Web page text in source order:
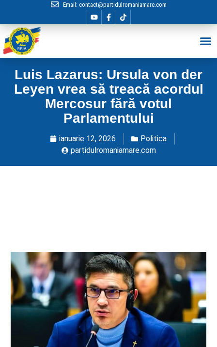
Email: contact@partidulromaniamare.com
Luis Lazarus: Ursula von der
Leyen vrea să treacă acordul
Mercosur fără votul
Parlamentului
ianuarie 12, 2026
Politica
partidulromaniamare.com